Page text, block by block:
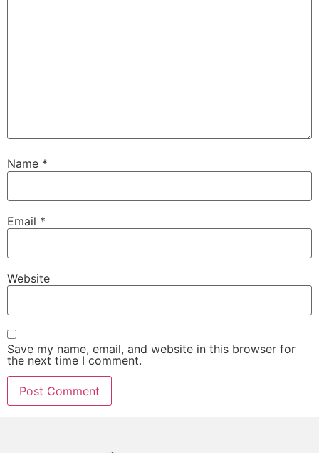
Name *
Email *
Website
Save my name, email, and website in this browser for
the next time I comment.